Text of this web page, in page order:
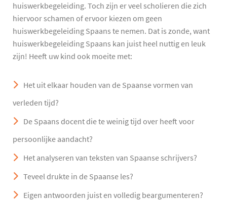
huiswerkbegeleiding. Toch zijn er veel scholieren die zich
hiervoor schamen of ervoor kiezen om geen
huiswerkbegeleiding Spaans te nemen. Dat is zonde, want
huiswerkbegeleiding Spaans kan juist heel nuttig en leuk
zijn! Heeft uw kind ook moeite met:
Het uit elkaar houden van de Spaanse vormen van
verleden tijd?
De Spaans docent die te weinig tijd over heeft voor
persoonlijke aandacht?
Het analyseren van teksten van Spaanse schrijvers?
Teveel drukte in de Spaanse les?
Eigen antwoorden juist en volledig beargumenteren?